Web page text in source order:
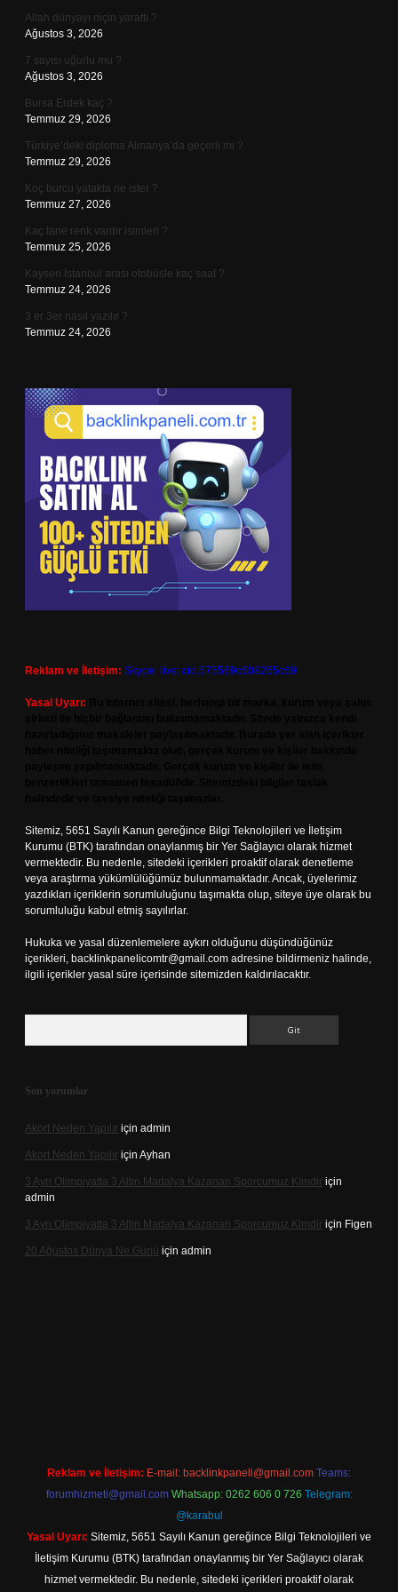
Allah dünyayı niçin yarattı ?
Ağustos 3, 2026
7 sayısı uğurlu mu ?
Ağustos 3, 2026
Bursa Erdek kaç ?
Temmuz 29, 2026
Türkiye’deki diploma Almanya’da geçerli mi ?
Temmuz 29, 2026
Koç burcu yatakta ne ister ?
Temmuz 27, 2026
Kaç tane renk vardır isimleri ?
Temmuz 25, 2026
Kayseri İstanbul arası otobüsle kaç saat ?
Temmuz 24, 2026
3 er 3er nasıl yazılır ?
Temmuz 24, 2026
Reklam ve İletişim: Skype: live:.cid.575569c608265c69
Yasal Uyarı:
Sitemiz, 5651 Sayılı Kanun gereğince Bilgi Teknolojileri ve İletişim
Kurumu (BTK) tarafından onaylanmış bir Yer Sağlayıcı olarak hizmet
vermektedir. Bu nedenle, sitedeki içerikleri proaktif olarak denetleme
veya araştırma yükümlülüğümüz bulunmamaktadır. Ancak, üyelerimiz
yazdıkları içeriklerin sorumluluğunu taşımakta olup, siteye üye olarak bu
sorumluluğu kabul etmiş sayılırlar.
Hukuka ve yasal düzenlemelere aykırı olduğunu düşündüğünüz
içerikleri, backlinkpanelicomtr@gmail.com adresine bildirmeniz halinde,
ilgili içerikler yasal süre içerisinde sitemizden kaldırılacaktır.
Son yorumlar
Akort Neden Yapılır için admin
Akort Neden Yapılır için Ayhan
3 Ayrı Olimpiyatta 3 Altın Madalya Kazanan Sporcumuz Kimdir için
admin
3 Ayrı Olimpiyatta 3 Altın Madalya Kazanan Sporcumuz Kimdir için Figen
20 Ağustos Dünya Ne Günü için admin
Reklam ve İletişim: E-mail: backlinkpaneli@gmail.com Teams:
forumhizmeti@gmail.com Whatsapp: 0262 606 0 726 Telegram:
@karabul
Yasal Uyarı: Sitemiz, 5651 Sayılı Kanun gereğince Bilgi Teknolojileri ve
İletişim Kurumu (BTK) tarafından onaylanmış bir Yer Sağlayıcı olarak
hizmet vermektedir. Bu nedenle, sitedeki içerikleri proaktif olarak